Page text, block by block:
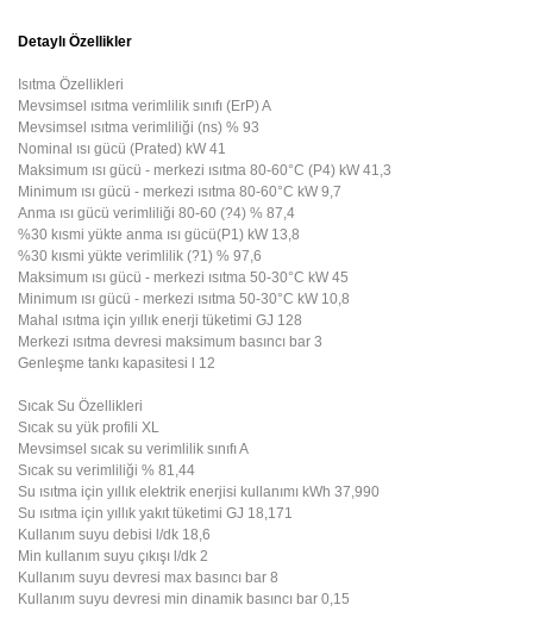
Detaylı Özellikler
Isıtma Özellikleri
Mevsimsel ısıtma verimlilik sınıfı (ErP) A
Mevsimsel ısıtma verimliliği (ns) % 93
Nominal ısı gücü (Prated) kW 41
Maksimum ısı gücü - merkezi ısıtma 80-60°C (P4) kW 41,3
Minimum ısı gücü - merkezi ısıtma 80-60°C kW 9,7
Anma ısı gücü verimliliği 80-60 (?4) % 87,4
%30 kısmi yükte anma ısı gücü(P1) kW 13,8
%30 kısmi yükte verimlilik (?1) % 97,6
Maksimum ısı gücü - merkezi ısıtma 50-30°C kW 45
Minimum ısı gücü - merkezi ısıtma 50-30°C kW 10,8
Mahal ısıtma için yıllık enerji tüketimi GJ 128
Merkezi ısıtma devresi maksimum basıncı bar 3
Genleşme tankı kapasitesi l 12
Sıcak Su Özellikleri
Sıcak su yük profili XL
Mevsimsel sıcak su verimlilik sınıfı A
Sıcak su verimliliği % 81,44
Su ısıtma için yıllık elektrik enerjisi kullanımı kWh 37,990
Su ısıtma için yıllık yakıt tüketimi GJ 18,171
Kullanım suyu debisi l/dk 18,6
Min kullanım suyu çıkışı l/dk 2
Kullanım suyu devresi max basıncı bar 8
Kullanım suyu devresi min dinamik basıncı bar 0,15